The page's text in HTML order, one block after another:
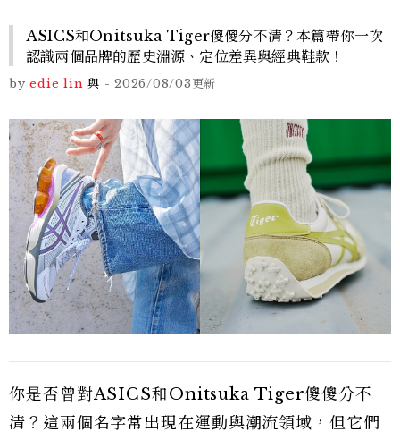
ASICS和Onitsuka Tiger傻傻分不清？本篇帶你一次
認識兩個品牌的歷史淵源、定位差異與經典鞋款！
by edie lin 與 - 2026/08/03更新
你是否曾對ASICS和Onitsuka Tiger傻傻分不
清？這兩個名字常出現在運動與潮流領域，但它們